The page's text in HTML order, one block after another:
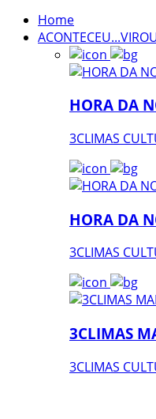
Home
HORA DA
3CLIMAS
HORA DA
3CLIMAS
3CLIMAS
3CLIMAS